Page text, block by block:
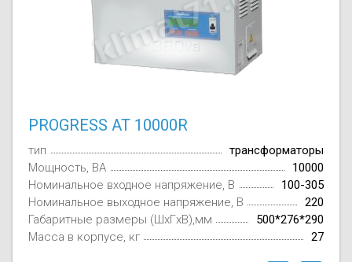
PROGRESS AT 10000R
тип
трансформаторы
Мощность, ВА
10000
Номинальное входное напряжение, В
100-305
Номинальное выходное напряжение, В
220
Габаритные размеры (ШxГxВ),мм
500*276*290
Масса в корпусе, кг
27